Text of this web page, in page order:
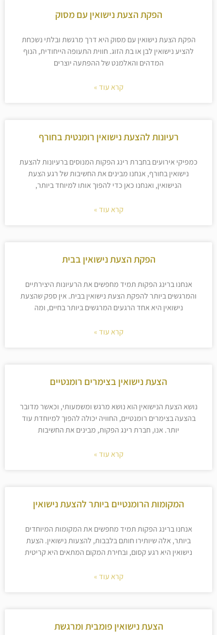
הפקת הצעת נישואין עם מסוק
הפקת הצעת נישואין עם מסוק היא דרך מרגשת ובלתי נשכחת
להציע נישואין לבן או בת הזוג. חווית התעופה הייחודית, הנוף
המדהים והאלמנט של ההפתעה יוצרים
קרא עוד »
רעיונות להצעת נישואין רומנטית בחורף
כמפיקי אירועים בחברת רינג הפקות המנוסים ברעיונות להצעת
נישואין בחורף, אנחנו מבינים את החשיבות של רגע הצעת
הנישואין, ואנחנו כאן כדי להפוך אותו למיוחד ביותר,
קרא עוד »
הפקת הצעת נישואין בבית
אנחנו ברינג הפקות תמיד מחפשים את הרעיונות היצירתיים
והמרגשים ביותר להפקת הצעת נישואין בבית. אין ספק שהצעת
נישואין היא אחד הרגעים המרגשים ביותר בחיים, ומה
קרא עוד »
הצעת נישואין בצימרים רומנטיים
נושא הצעת הנישואין הוא נושא מרגש ומשמעותי, וכאשר מדובר
בהצעה בצימרים רומנטיים, החוויה יכולה להפוך למיוחדת עוד
יותר. אנו, חברת רינג הפקות, מבינים את החשיבות
קרא עוד »
המקומות הרומנטיים ביותר להצעת נישואין
אנחנו ברינג הפקות תמיד מחפשים את המקומות המיוחדים
ביותר, אלה שיותירו חותם בלבבות, להצעות נישואין. הצעת
נישואין היא רגע קסום, ובחירת המקום המתאים היא קריטית
קרא עוד »
הצעת נישואין פומבית ומרגשת